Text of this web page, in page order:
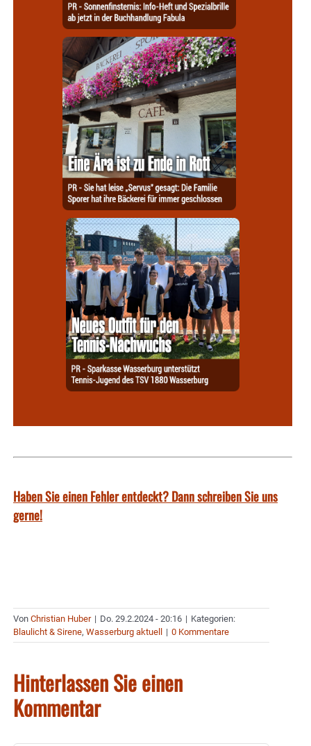
Haben Sie einen Fehler entdeckt? Dann schreiben Sie uns
gerne!
Von Christian Huber | Do. 29.2.2024 - 20:16 | Kategorien:
Blaulicht & Sirene, Wasserburg aktuell | 0 Kommentare
Hinterlassen Sie einen
Kommentar